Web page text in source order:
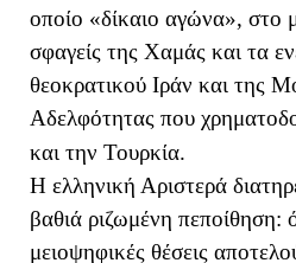
οποίο «δίκαιο αγώνα», στο
σφαγείς της Χαμάς και τα
θεοκρατικού Ιράν και της
Αδελφότητας που
και την Τουρκία.
Η ελληνική Αριστερά
βαθιά ριζωμένη πεποίθηση:
μειοψηφικές θέσεις